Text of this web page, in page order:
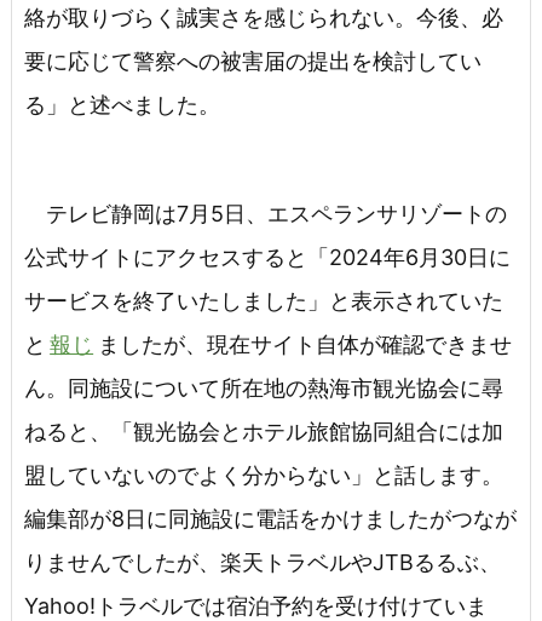
絡が取りづらく誠実さを感じられない。今後、必
要に応じて警察への被害届の提出を検討してい
る」と述べました。
テレビ静岡は7月5日、エスペランサリゾートの
公式サイトにアクセスすると「2024年6月30日に
サービスを終了いたしました」と表示されていた
と 報じ ましたが、現在サイト自体が確認できませ
ん。同施設について所在地の熱海市観光協会に尋
ねると、「観光協会とホテル旅館協同組合には加
盟していないのでよく分からない」と話します。
編集部が8日に同施設に電話をかけましたがつなが
りませんでしたが、楽天トラベルやJTBるるぶ、
Yahoo!トラベルでは宿泊予約を受け付けていま